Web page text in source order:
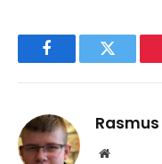
FacebookTwitter
Website